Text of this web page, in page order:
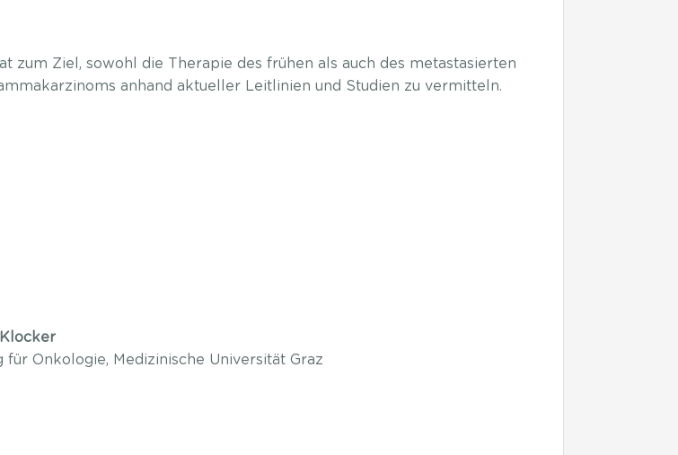
zum Ziel, sowohl die Therapie des frühen als auch des metastasierten
anhand aktueller Leitlinien und Studien zu vermitteln.
für Onkologie, Medizinische Universität Graz